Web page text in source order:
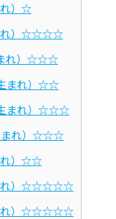
れ）☆
れ）☆☆☆☆
まれ）☆☆☆
まれ）☆☆
生まれ）☆☆☆
まれ）☆☆☆
れ）☆☆
まれ）☆☆☆☆☆
まれ）☆☆☆☆☆